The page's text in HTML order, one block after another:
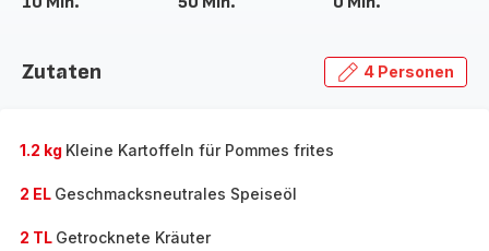
Zutaten 4 Personen
1.2 kg Kleine Kartoffeln für Pommes frites
2 EL Geschmacksneutrales Speiseöl
2 TL Getrocknete Kräuter